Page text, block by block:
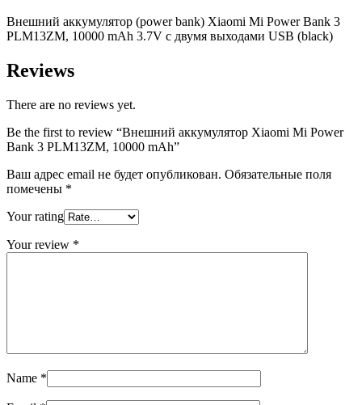
quantity
Внешний аккумулятор (power bank) Xiaomi Mi Power Bank 3
PLM13ZM, 10000 mAh 3.7V с двумя выходами USB (black)
Reviews
There are no reviews yet.
Be the first to review “Внешний аккумулятор Xiaomi Mi Power
Bank 3 PLM13ZM, 10000 mAh”
Ваш адрес email не будет опубликован. Обязательные поля
помечены *
Your rating
Your review *
Name *